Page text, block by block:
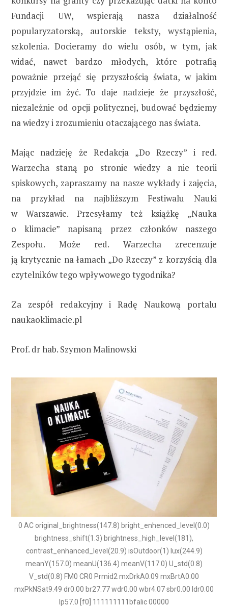
Fundacji UW, wspierają nasza działalność
popularyzatorską, autorskie teksty, wystąpienia,
szkolenia. Docieramy do wielu osób, w tym, jak
widać, nawet bardzo młodych, które potrafią
poważnie przejąć się przyszłością świata, w jakim
przyjdzie im żyć. To daje nadzieje że przyszłość,
niezależnie od opcji politycznej, budować będziemy
na wiedzy i zrozumieniu otaczającego nas świata.
Mając nadzieję że Redakcja „Do Rzeczy” i red.
Warzecha staną po stronie wiedzy a nie teorii
spiskowych, zapraszamy na nasze wykłady i zajęcia,
na przykład na najbliższym Festiwalu Nauki
w Warszawie. Przesyłamy też książkę „Nauka
o klimacie” napisaną przez członków naszego
Zespołu. Może red. Warzecha zrecenzuje
ją krytycznie na łamach „Do Rzeczy” z korzyścią dla
czytelników tego wpływowego tygodnika?
Za zespół redakcyjny i Radę Naukową portalu
naukaoklimacie.pl
Prof. dr hab. Szymon Malinowski
0 AC original_brightness(147.8) bright_enhenced_level(0.0)
brightness_shift(1.3) brightness_high_level(181),
contrast_enhanced_level(20.9) isOutdoor(1) lux(244.9)
meanY(157.0) meanU(136.4) meanV(117.0) U_std(0.8)
V_std(0.8) FM0 CR0 Prmid2 mxDrkA0.09 mxBrtA0.00
mxPkNSat9.49 dr0.00 br27.77 wdr0.00 wbr4.07 sbr0.00 ldr0.00
lp57.0 [f0] 111111111bfalic 00000